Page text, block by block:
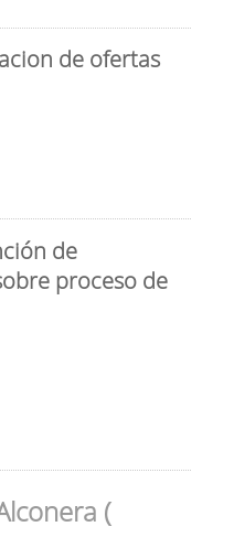
de ofertas
de
proceso de
(